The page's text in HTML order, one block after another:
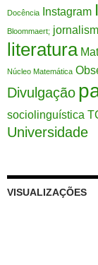
Docência Instagram
Bloommaert;
literatura
Núcleo Matemática
Divulgação
sociolinguística
Universidade
VISUALIZAÇÕES